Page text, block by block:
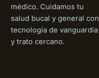
médico. Cuidamos tu
salud bucal y general con
tecnología de vanguardia
y trato cercano.